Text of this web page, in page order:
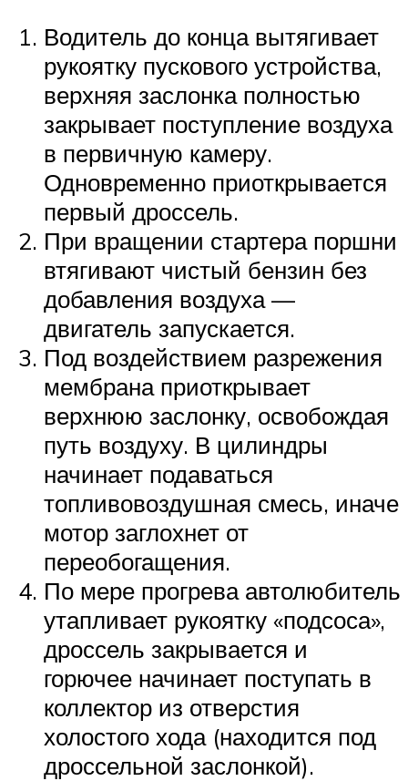
Водитель до конца вытягивает
рукоятку пускового устройства,
верхняя заслонка полностью
закрывает поступление воздуха
в первичную камеру.
Одновременно приоткрывается
первый дроссель.
При вращении стартера поршни
втягивают чистый бензин без
добавления воздуха —
двигатель запускается.
Под воздействием разрежения
мембрана приоткрывает
верхнюю заслонку, освобождая
путь воздуху. В цилиндры
начинает подаваться
топливовоздушная смесь, иначе
мотор заглохнет от
переобогащения.
По мере прогрева автолюбитель
утапливает рукоятку «подсоса»,
дроссель закрывается и
горючее начинает поступать в
коллектор из отверстия
холостого хода (находится под
дроссельной заслонкой).